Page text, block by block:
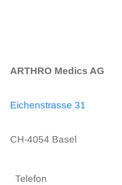
ARTHRO Medics AG
Eichenstrasse 31
CH-4054 Basel
Telefon